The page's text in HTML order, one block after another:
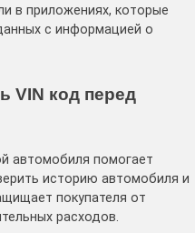
в приложениях, которые
с информацией о
VIN код перед
автомобиля помогает
историю автомобиля и
покупателя от
расходов.